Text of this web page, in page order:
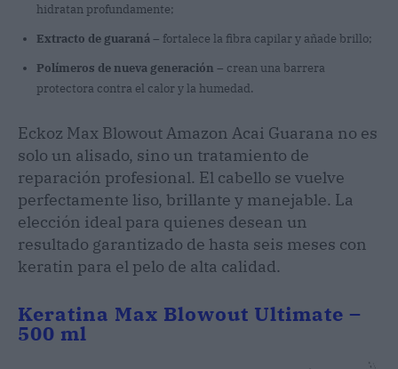
hidratan profundamente;
Extracto de guaraná– fortalece la fibra capilar y añade brillo;
Polímeros de nueva generación – crean una barrera
protectora contra el calor y la humedad.
Eckoz Max Blowout Amazon Acai Guarana no es
solo un alisado, sino un tratamiento de
reparación profesional. El cabello se vuelve
perfectamente liso, brillante y manejable. La
elección ideal para quienes desean un
resultado garantizado de hasta seis meses con
keratin para el pelo de alta calidad.
Keratina Max Blowout Ultimate –
500 ml